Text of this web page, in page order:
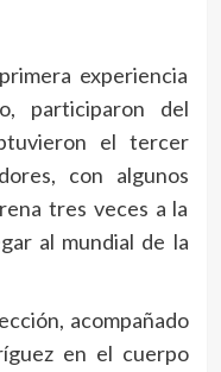
experiencia
participaron del
el tercer
con algunos
tres veces a la
al mundial de la
acompañado
en el cuerpo